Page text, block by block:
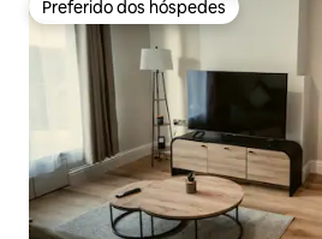
Preferido dos hóspedes
Preferido dos hóspedes